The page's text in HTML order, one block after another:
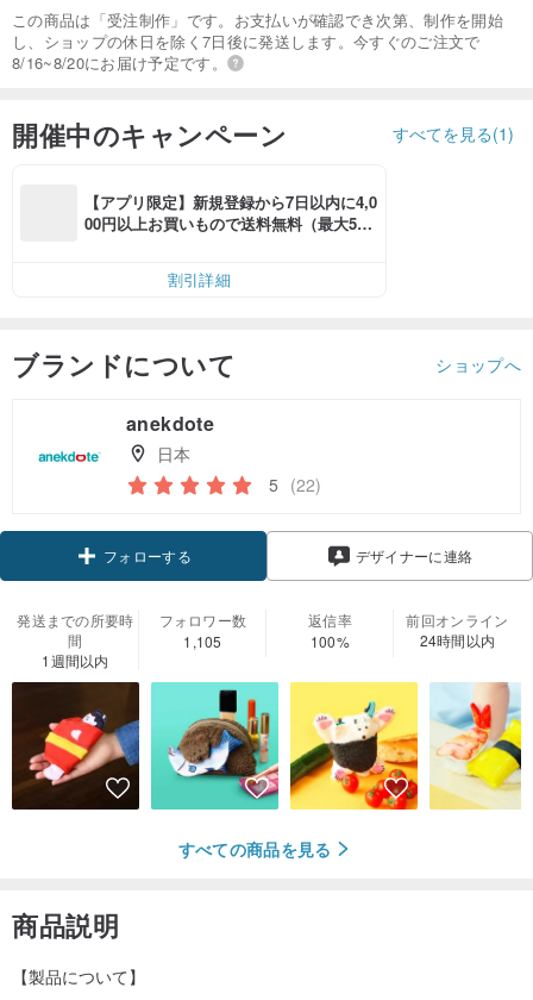
この商品は「受注制作」です。お支払いが確認でき次第、制作を開始
し、ショップの休日を除く7日後に発送します。今すぐのご注文で
8/16~8/20にお届け予定です。
開催中のキャンペーン すべてを見る(1)
【アプリ限定】新規登録から7日以内に4,0
00円以上お買いもので送料無料（最大500
割引詳細
ブランドについて ショップへ
anekdote
日本
5 (22)
デザイナーに連絡
発送までの所要時
間
1週間以内
フォロワー数
1,105
返信率
100%
前回オンライン
24時間以内
すべての商品を見る
商品説明
【製品について】